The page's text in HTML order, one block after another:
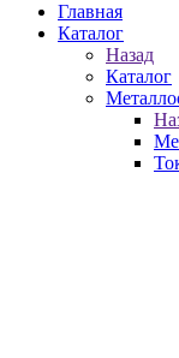
Главная
Каталог
Назад
Каталог